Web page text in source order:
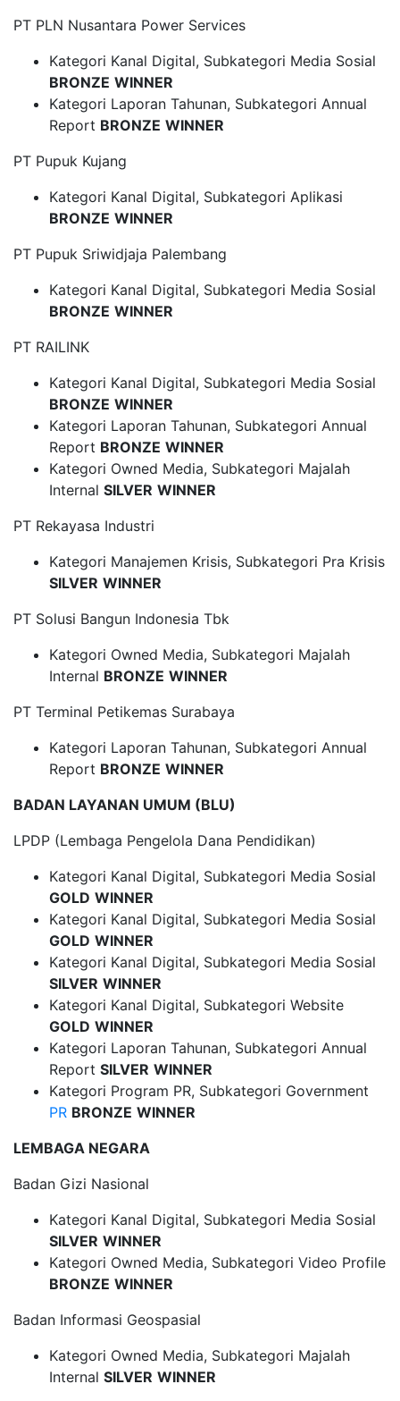
PT PLN Nusantara Power Services
Kategori Kanal Digital, Subkategori Media Sosial
BRONZE WINNER
Kategori Laporan Tahunan, Subkategori Annual
Report BRONZE WINNER
PT Pupuk Kujang
Kategori Kanal Digital, Subkategori Aplikasi
BRONZE WINNER
PT Pupuk Sriwidjaja Palembang
Kategori Kanal Digital, Subkategori Media Sosial
BRONZE WINNER
PT RAILINK
Kategori Kanal Digital, Subkategori Media Sosial
BRONZE WINNER
Kategori Laporan Tahunan, Subkategori Annual
Report BRONZE WINNER
Kategori Owned Media, Subkategori Majalah
Internal SILVER WINNER
PT Rekayasa Industri
Kategori Manajemen Krisis, Subkategori Pra Krisis
SILVER WINNER
PT Solusi Bangun Indonesia Tbk
Kategori Owned Media, Subkategori Majalah
Internal BRONZE WINNER
PT Terminal Petikemas Surabaya
Kategori Laporan Tahunan, Subkategori Annual
Report BRONZE WINNER
BADAN LAYANAN UMUM (BLU)
LPDP (Lembaga Pengelola Dana Pendidikan)
Kategori Kanal Digital, Subkategori Media Sosial
GOLD WINNER
Kategori Kanal Digital, Subkategori Media Sosial
GOLD WINNER
Kategori Kanal Digital, Subkategori Media Sosial
SILVER WINNER
Kategori Kanal Digital, Subkategori Website
GOLD WINNER
Kategori Laporan Tahunan, Subkategori Annual
Report SILVER WINNER
Kategori Program PR, Subkategori Government
PR BRONZE WINNER
LEMBAGA NEGARA
Badan Gizi Nasional
Kategori Kanal Digital, Subkategori Media Sosial
SILVER WINNER
Kategori Owned Media, Subkategori Video Profile
BRONZE WINNER
Badan Informasi Geospasial
Kategori Owned Media, Subkategori Majalah
Internal SILVER WINNER